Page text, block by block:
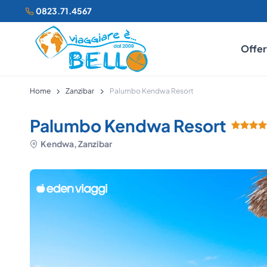
0823.71.4567
Home Zanzibar Palumbo Kendwa Resort
Palumbo Kendwa Resort
Kendwa, Zanzibar